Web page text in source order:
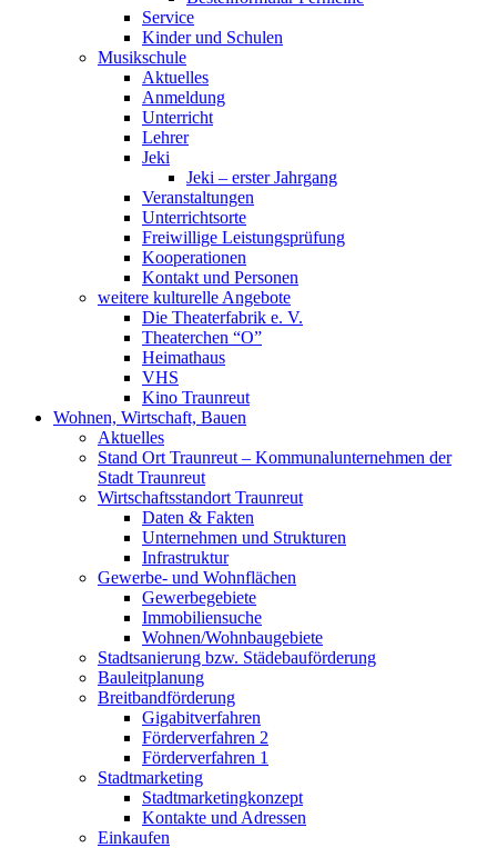
Service
Kinder und Schulen
Musikschule
Aktuelles
Anmeldung
Unterricht
Lehrer
Jeki
Jeki – erster Jahrgang
Veranstaltungen
Unterrichtsorte
Freiwillige Leistungsprüfung
Kooperationen
Kontakt und Personen
weitere kulturelle Angebote
Die Theaterfabrik e. V.
Theaterchen “O”
Heimathaus
VHS
Kino Traunreut
Wohnen, Wirtschaft, Bauen
Aktuelles
Stand Ort Traunreut – Kommunalunternehmen der
Stadt Traunreut
Wirtschaftsstandort Traunreut
Daten & Fakten
Unternehmen und Strukturen
Infrastruktur
Gewerbe- und Wohnflächen
Gewerbegebiete
Immobiliensuche
Wohnen/Wohnbaugebiete
Stadtsanierung bzw. Städebauförderung
Bauleitplanung
Breitbandförderung
Gigabitverfahren
Förderverfahren 2
Förderverfahren 1
Stadtmarketing
Stadtmarketingkonzept
Kontakte und Adressen
Einkaufen